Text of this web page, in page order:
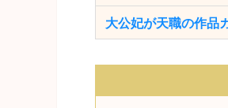
大公妃が天職の作品